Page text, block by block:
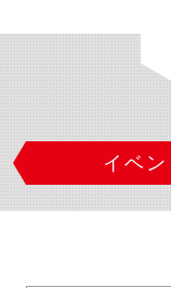
イベ